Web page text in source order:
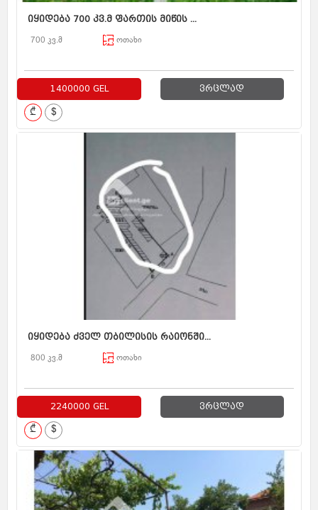
იყიდება 700 კვ.მ ფართის მიწის ...
700 კვ.მ ოთახი
1400000 GEL ვრცლად
₾ $
იყიდება ძველ თბილისის რაიონში...
800 კვ.მ ოთახი
2240000 GEL ვრცლად
₾ $